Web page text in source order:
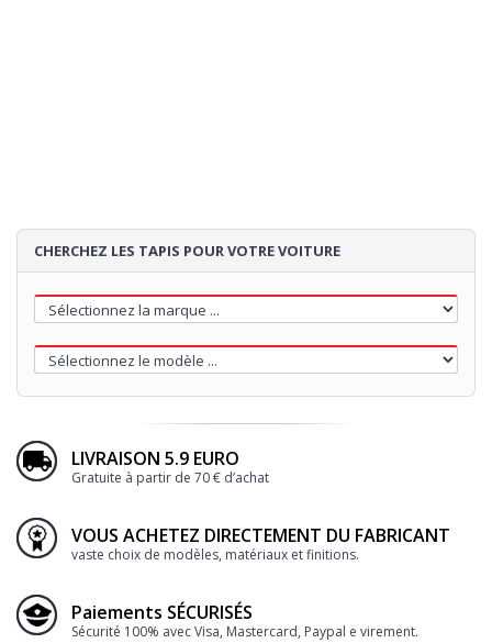
CHERCHEZ LES TAPIS POUR VOTRE VOITURE
LIVRAISON 5.9 EURO
Gratuite à partir de 70 € d’achat
VOUS ACHETEZ DIRECTEMENT DU FABRICANT
vaste choix de modèles, matériaux et finitions.
Paiements SÉCURISÉS
Sécurité 100% avec Visa, Mastercard, Paypal e virement.